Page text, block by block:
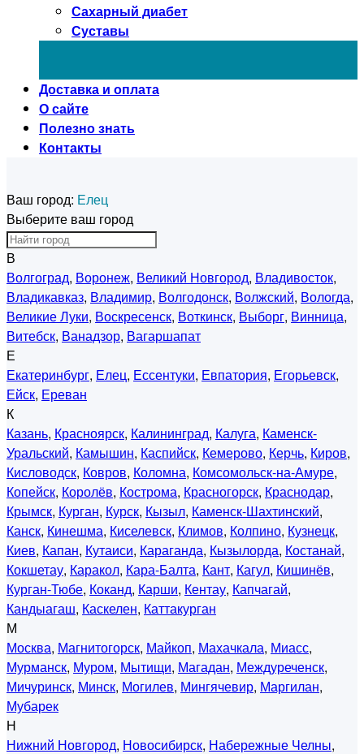
Сахарный диабет
Суставы
Доставка и оплата
О сайте
Полезно знать
Контакты
Ваш город: Елец
Выберите ваш город
В
Волгоград, Воронеж, Великий Новгород, Владивосток,
Владикавказ, Владимир, Волгодонск, Волжский, Вологда,
Великие Луки, Воскресенск, Воткинск, Выборг, Винница,
Витебск, Ванадзор, Вагаршапат
Е
Екатеринбург, Елец, Ессентуки, Евпатория, Егорьевск,
Ейск, Ереван
К
Казань, Красноярск, Калининград, Калуга, Каменск-
Уральский, Камышин, Каспийск, Кемерово, Керчь, Киров,
Кисловодск, Ковров, Коломна, Комсомольск-на-Амуре,
Копейск, Королёв, Кострома, Красногорск, Краснодар,
Крымск, Курган, Курск, Кызыл, Каменск-Шахтинский,
Канск, Кинешма, Киселевск, Климов, Колпино, Кузнецк,
Киев, Капан, Кутаиси, Караганда, Кызылорда, Костанай,
Кокшетау, Каракол, Кара-Балта, Кант, Кагул, Кишинёв,
Курган-Тюбе, Коканд, Карши, Кентау, Капчагай,
Кандыагаш, Каскелен, Каттакурган
М
Москва, Магнитогорск, Майкоп, Махачкала, Миасс,
Мурманск, Муром, Мытищи, Магадан, Междуреченск,
Мичуринск, Минск, Могилев, Мингячевир, Маргилан,
Мубарек
Н
Нижний Новгород, Новосибирск, Набережные Челны,